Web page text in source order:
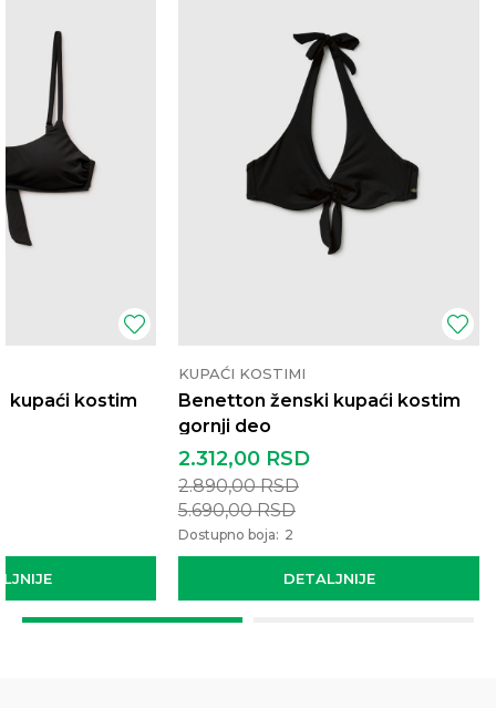
kupaći kostim
KUPAĆI KOSTIMI
Benetton ženski kupaći kostim
gornji deo
DETALJNIJE
2.312,00 RSD
2.890,00RSD
5.690,00RSD
Dostupno boja: 2